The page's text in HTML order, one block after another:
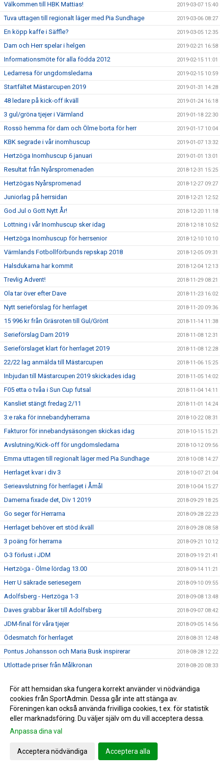
Välkommen till HBK Mattias! 2019-03-07 15:40
Tuva uttagen till regionalt läger med Pia Sundhage 2019-03-06 08:27
En köpp kaffe i Säffle? 2019-03-05 12:35
Dam och Herr spelar i helgen 2019-02-21 16:58
Informationsmöte för alla födda 2012 2019-02-15 11:01
Ledarresa för ungdomsledarna 2019-02-15 10:59
Startfältet Mästarcupen 2019 2019-01-31 14:28
48 ledare på kick-off ikväll 2019-01-24 16:18
3 gul/gröna tjejer i Värmland 2019-01-18 22:30
Rossö hemma för dam och Ölme borta för herr 2019-01-17 10:04
KBK segrade i vår inomhuscup 2019-01-07 13:32
Hertzöga Inomhuscup 6 januari 2019-01-01 13:01
Resultat från Nyårspromenaden 2018-12-31 15:25
Hertzögas Nyårspromenad 2018-12-27 09:27
Juniorlag på herrsidan 2018-12-21 12:52
God Jul o Gott Nytt År! 2018-12-20 11:18
Lottning i vår Inomhuscup sker idag 2018-12-18 10:52
Hertzöga Inomhuscup för herrsenior 2018-12-10 10:10
Värmlands Fotbollförbunds repskap 2018 2018-12-05 09:31
Halsdukarna har kommit 2018-12-04 12:13
Trevlig Advent! 2018-11-29 08:21
Ola tar över efter Dave 2018-11-23 16:02
Nytt serieförslag för herrlaget 2018-11-20 09:36
15 996 kr från Gräsroten till Gul/Grönt 2018-11-14 11:38
Serieförslag Dam 2019 2018-11-08 12:31
Serieförslaget klart för herrlaget 2019 2018-11-08 12:28
22/22 lag anmälda till Mästarcupen 2018-11-06 15:25
Inbjudan till Mästarcupen 2019 skickades idag 2018-11-05 14:02
F05 etta o tvåa i Sun Cup futsal 2018-11-04 14:11
Kansliet stängt fredag 2/11 2018-11-01 14:24
3:e raka för innebandyherrarna 2018-10-22 08:31
Fakturor för innebandysäsongen skickas idag 2018-10-15 15:21
Avslutning/Kick-off för ungdomsledarna 2018-10-12 09:56
Emma uttagen till regionalt läger med Pia Sundhage 2018-10-08 14:27
Herrlaget kvar i div 3 2018-10-07 21:04
Serieavslutning för herrlaget i Åmål 2018-10-04 15:27
Damerna fixade det, Div 1 2019 2018-09-29 18:25
Go seger för Herrarna 2018-09-28 22:23
Herrlaget behöver ert stöd ikväll 2018-09-28 08:58
3 poäng för herrarna 2018-09-21 10:12
0-3 förlust i JDM 2018-09-19 21:41
Hertzöga - Ölme lördag 13.00 2018-09-14 11:21
Herr U säkrade seriesegern 2018-09-10 09:55
Adolfsberg - Hertzöga 1-3 2018-09-08 13:48
Daves grabbar åker till Adolfsberg 2018-09-07 08:42
JDM-final för våra tjejer 2018-09-05 14:56
Ödesmatch för herrlaget 2018-08-31 12:48
Pontus Johansson och Maria Busk inspirerar 2018-08-28 12:22
Utlottade priser från Målkronan 2018-08-20 08:33
Hertzögakronan Lördag 18/8 2018-08-13 09:19
Seger 2-1 mot Bosna 92 2018-08-09 11:29
Mv utbildning flyttad 2018-08-07 17:34
10-åringarnas Cup 2018
Japan tränar på Ilanda IP
10-åringarnas cup och nytt rekord
För att hemsidan ska fungera korrekt använder vi nödvändiga
cookies från SportAdmin. Dessa går inte att stänga av.
Föreningen kan också använda frivilliga cookies, t.ex. för statistik
eller marknadsföring. Du väljer själv om du vill acceptera dessa.
Anpassa dina val
Acceptera nödvändiga Acceptera alla